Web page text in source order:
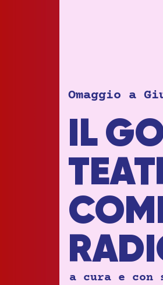
Omaggio a
IL
a cura e con